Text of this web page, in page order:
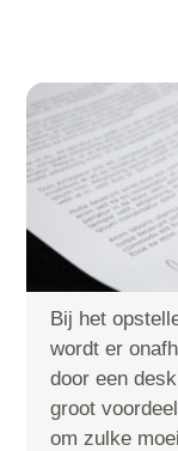
Bij het
wordt er
door een
groot
om zulke